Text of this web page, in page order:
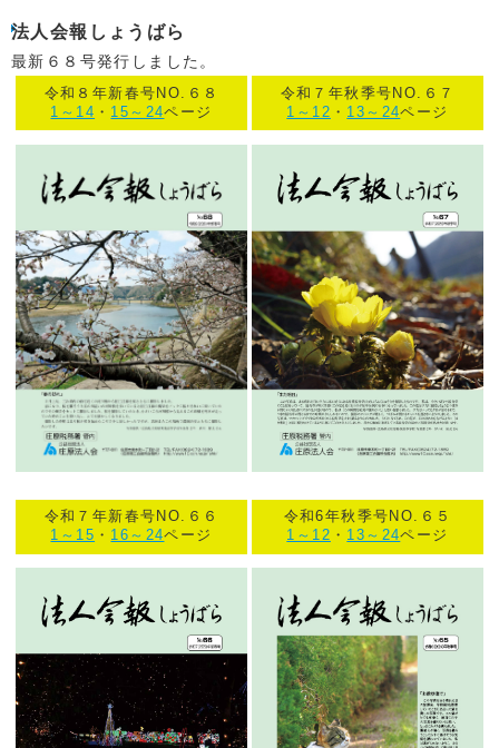
法人会報しょうばら
最新６８号発行しました。
令和８年新春号NO.６８
1～14 ・ 15～24ページ
令和７年秋季号NO.６７
1～12 ・ 13～24ページ
令和７年新春号NO.６６
1～15 ・ 16～24ページ
令和6年秋季号NO.６５
1～12 ・ 13～24ページ